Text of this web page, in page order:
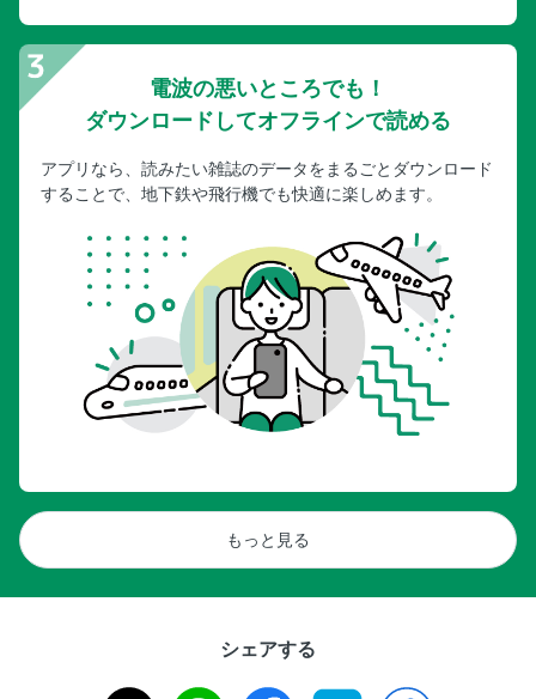
電波の悪いところでも！
ダウンロードしてオフラインで読める
アプリなら、読みたい雑誌のデータをまるごとダウンロード
することで、地下鉄や飛行機でも快適に楽しめます。
もっと見る
シェアする